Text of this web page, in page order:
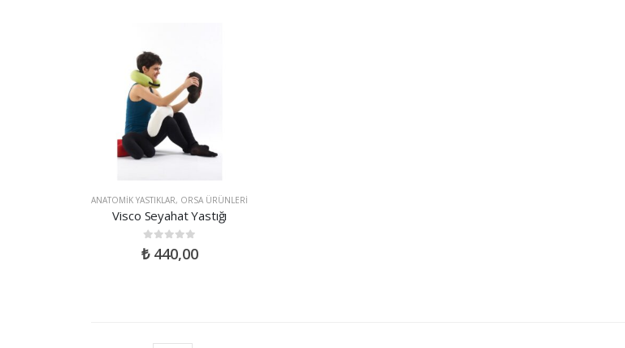
ANATOMIK YASTIKLAR, ORSA ÜRÜNLERI
Visco Seyahat Yastığı
0 out of 5
₺440,00